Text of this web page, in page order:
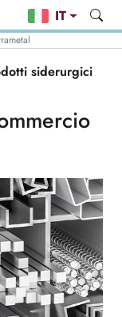
IT
siderurgici